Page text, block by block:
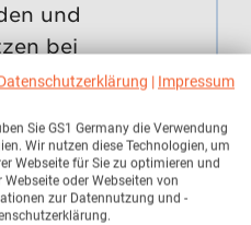
und
bei
und
auf einen Blick
| Impressum
Sie GS1 Germany die Verwendung
Wir nutzen diese Technologien, um
Webseite für Sie zu optimieren und
oder Webseiten von
zur Datennutzung und -